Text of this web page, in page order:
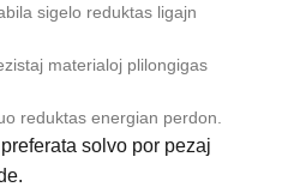
sigelo reduktas ligajn
materialoj plilongigas
reduktas energian perdon.
solvo por pezaj